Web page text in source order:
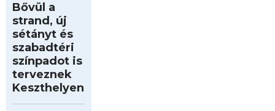
Bővül a
strand, új
sétányt és
szabadtéri
színpadot is
terveznek
Keszthelyen